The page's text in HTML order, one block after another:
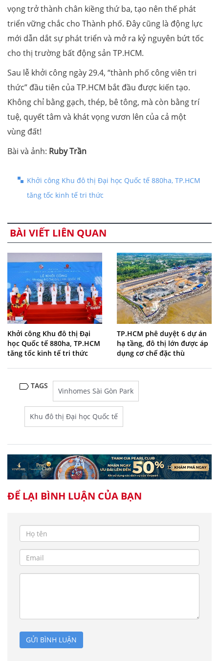
vọng trở thành chân kiềng thứ ba, tạo nên thế phát
triển vững chắc cho Thành phố. Đây cũng là động lực
mới dẫn dắt sự phát triển và mở ra kỷ nguyên bứt tốc
cho thị trường bất động sản TP.HCM.
Sau lễ khởi công ngày 29.4, “thành phố công viên tri
thức” đầu tiên của TP.HCM bắt đầu được kiến tạo.
Không chỉ bằng gạch, thép, bê tông, mà còn bằng trí
tuệ, quyết tâm và khát vọng vươn lên của cả một
vùng đất!
Bài và ảnh: Ruby Trần
Khởi công Khu đô thị Đại học Quốc tế 880ha, TP.HCM
tăng tốc kinh tế tri thức
BÀI VIẾT LIÊN QUAN
Khởi công Khu đô thị Đại
học Quốc tế 880ha, TP.HCM
tăng tốc kinh tế tri thức
TP.HCM phê duyệt 6 dự án
hạ tầng, đô thị lớn được áp
dụng cơ chế đặc thù
TAGS
Vinhomes Sài Gòn Park
Khu đô thị Đại học Quốc tế
ĐỂ LẠI BÌNH LUẬN CỦA BẠN
GỬI BÌNH LUẬN